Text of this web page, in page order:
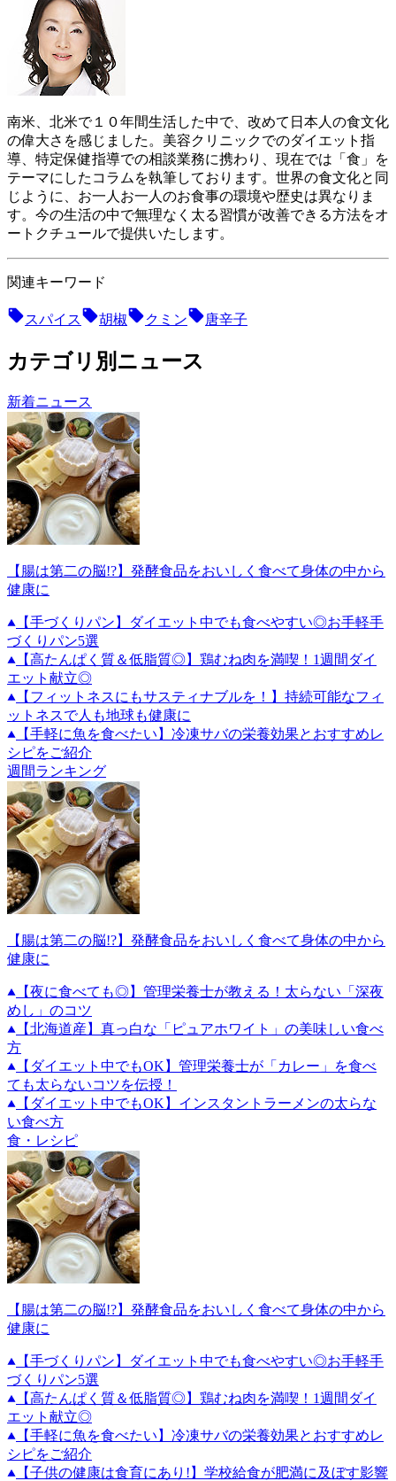
南米、北米で１０年間生活した中で、改めて日本人の食文化
の偉大さを感じました。美容クリニックでのダイエット指
導、特定保健指導での相談業務に携わり、現在では「食」を
テーマにしたコラムを執筆しております。世界の食文化と同
じように、お一人お一人のお食事の環境や歴史は異なりま
す。今の生活の中で無理なく太る習慣が改善できる方法をオ
ートクチュールで提供いたします。
関連キーワード
スパイス 胡椒 クミン 唐辛子
カテゴリ別ニュース
新着ニュース
【腸は第二の脳!?】発酵食品をおいしく食べて身体の中から
健康に
【手づくりパン】ダイエット中でも食べやすい◎お手軽手
づくりパン5選
【高たんぱく質＆低脂質◎】鶏むね肉を満喫！1週間ダイ
エット献立◎
【フィットネスにもサスティナブルを！】持続可能なフィ
ットネスで人も地球も健康に
【手軽に魚を食べたい】冷凍サバの栄養効果とおすすめレ
シピをご紹介
週間ランキング
【腸は第二の脳!?】発酵食品をおいしく食べて身体の中から
健康に
【夜に食べても◎】管理栄養士が教える！太らない「深夜
めし」のコツ
【北海道産】真っ白な「ピュアホワイト」の美味しい食べ
方
【ダイエット中でもOK】管理栄養士が「カレー」を食べ
ても太らないコツを伝授！
【ダイエット中でもOK】インスタントラーメンの太らな
い食べ方
食・レシピ
【腸は第二の脳!?】発酵食品をおいしく食べて身体の中から
健康に
【手づくりパン】ダイエット中でも食べやすい◎お手軽手
づくりパン5選
【高たんぱく質＆低脂質◎】鶏むね肉を満喫！1週間ダイ
エット献立◎
【手軽に魚を食べたい】冷凍サバの栄養効果とおすすめレ
シピをご紹介
【子供の健康は食育にあり!】学校給食が肥満に及ぼす影響